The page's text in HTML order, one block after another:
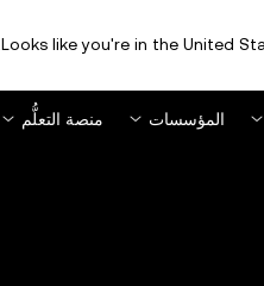
Looks like you're in the United
المؤسسات منصة التعلُّم